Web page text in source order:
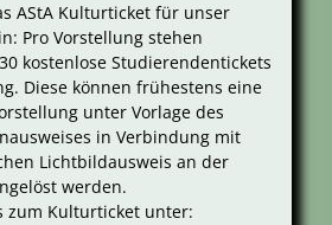
AStA Kulturticket für unser
Pro Vorstellung stehen
kostenlose Studierendentickets
Diese können frühestens eine
unter Vorlage des
in Verbindung mit
Lichtbildausweis an der
werden.
zum Kulturticket unter: